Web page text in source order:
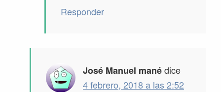
Responder
José Manuel manédice
4 febrero, 2018 a las 2:52